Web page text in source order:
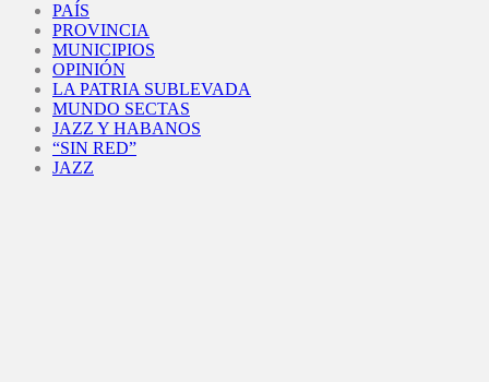
PAÍS
PROVINCIA
MUNICIPIOS
OPINIÓN
LA PATRIA SUBLEVADA
MUNDO SECTAS
JAZZ Y HABANOS
“SIN RED”
JAZZ